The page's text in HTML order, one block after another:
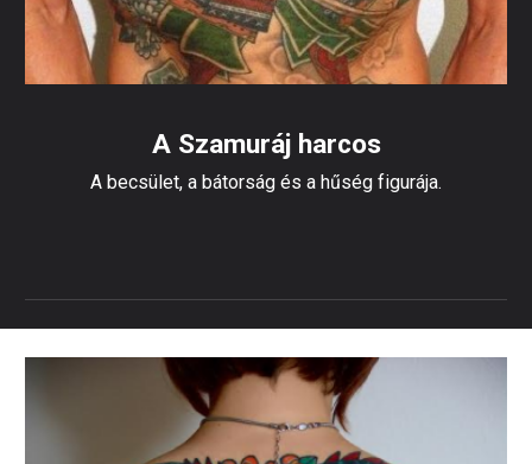
A Szamuráj harcos
A becsület, a bátorság és a hűség figurája.